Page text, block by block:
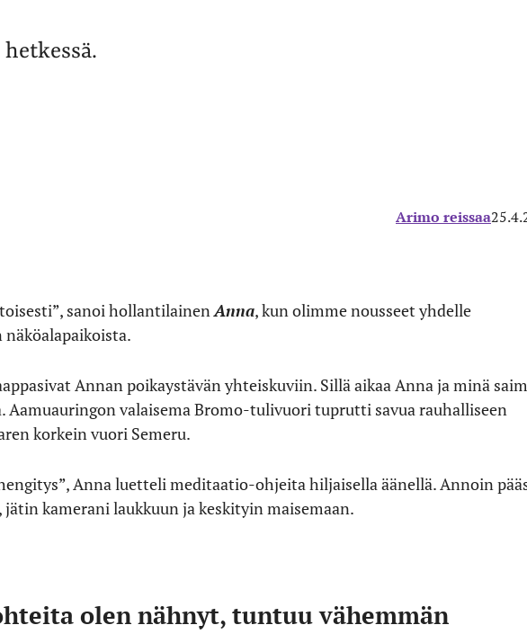
Arimo reissaa
sanoi hollantilainenAnna, kun olimme nousseet yhdelle
Annan poikaystävän yhteiskuviin. Sillä aikaa Anna ja minä
Aamuauringon valaisema Bromo-tulivuori tuprutti savua rauhalliseen
korkein vuori Semeru.
Anna luetteli meditaatio-ohjeita hiljaisella äänellä. Annoin
kamerani laukkuun ja keskityin maisemaan.
olen nähnyt, tuntuu vähemmän